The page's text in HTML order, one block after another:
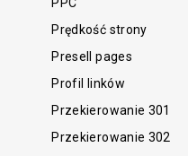
Prędkość strony
Presell pages
Profil linków
Przekierowanie 301
Przekierowanie 302